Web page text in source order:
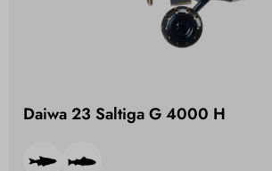
Daiwa 23 Saltiga G 4000 H